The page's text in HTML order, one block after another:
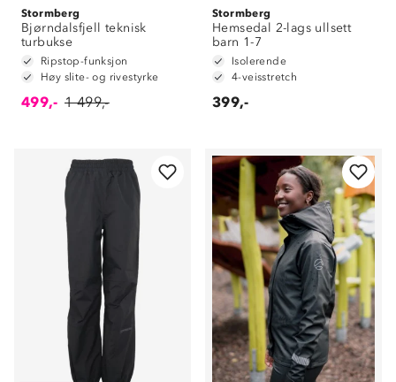
Stormberg
Bjørndalsfjell teknisk
turbukse
Ripstop-funksjon
Høy slite- og rivestyrke
499,- 1 499,-
Stormberg
Hemsedal 2-lags ullsett
barn 1-7
Isolerende
4-veisstretch
399,-